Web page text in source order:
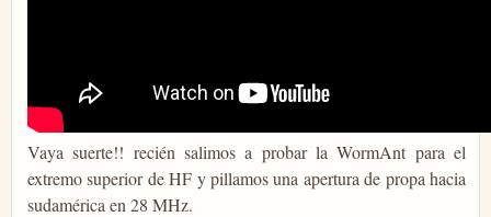
Vaya suerte!! recién salimos a probar la WormAnt para el
extremo superior de HF y pillamos una apertura de propa hacia
sudamérica en 28 MHz.